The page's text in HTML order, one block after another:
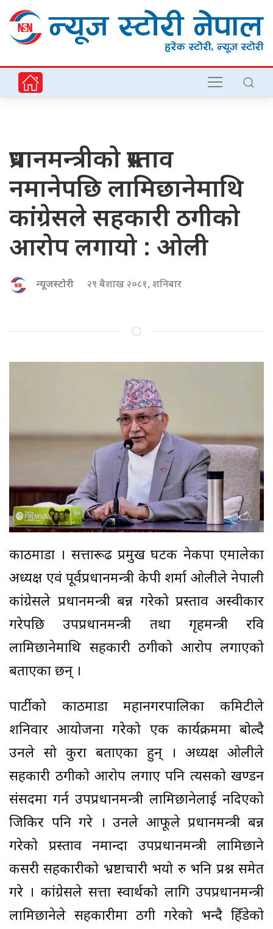
प्रधानमन्त्रीको प्रस्ताव
नमानेपछि लामिछानेमाथि
कांग्रेसले सहकारी ठगीको
आरोप लगायो : ओली
न्यूजस्टोरी २९ बैशाख २०८१, शनिबार
काठमाडौं । सत्तारूढ प्रमुख घटक नेकपा एमालेका
अध्यक्ष एवं पूर्वप्रधानमन्त्री केपी शर्मा ओलीले नेपाली
कांग्रेसले प्रधानमन्त्री बन्न गरेको प्रस्ताव अस्वीकार
गरेपछि उपप्रधानमन्त्री तथा गृहमन्त्री रवि
लामिछानेमाथि सहकारी ठगीको आरोप लगाएको
बताएका छन् ।
पार्टीको काठमाडौं महानगरपालिका कमिटीले
शनिवार आयोजना गरेको एक कार्यक्रममा बोल्दै
उनले सो कुरा बताएका हुन् । अध्यक्ष ओलीले
सहकारी ठगीको आरोप लगाए पनि त्यसको खण्डन
संसदमा गर्न उपप्रधानमन्त्री लामिछानेलाई नदिएको
जिकिर पनि गरे । उनले आफूले प्रधानमन्त्री बन्न
गरेको प्रस्ताव नमान्दा उपप्रधानमन्त्री लामिछाने
कसरी सहकारीको भ्रष्टाचारी भयो रु भनि प्रश्न समेत
गरे । कांग्रेसले सत्ता स्वार्थको लागि उपप्रधानमन्त्री
लामिछानेले सहकारीमा ठगी गरेको भन्दै हिँडेको